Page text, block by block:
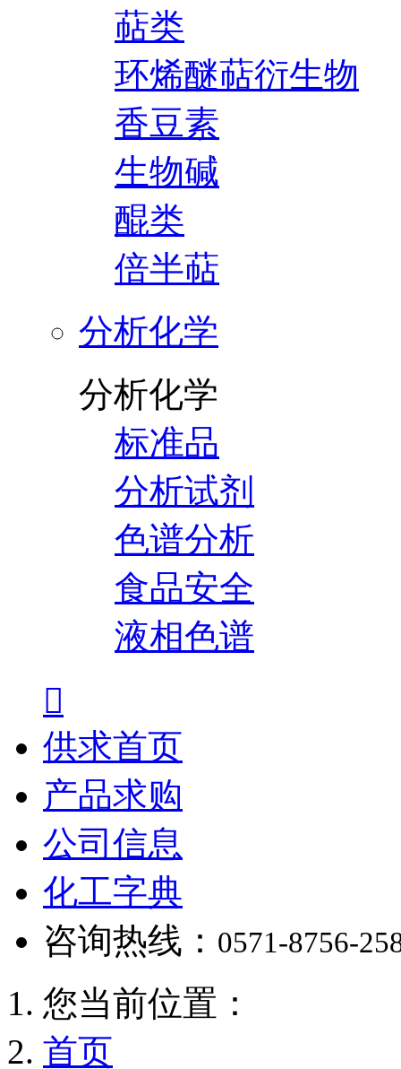
萜类
环烯醚萜衍生物
香豆素
生物碱
醌类
倍半萜
分析化学
分析化学
标准品
分析试剂
色谱分析
食品安全
液相色谱

供求首页
产品求购
公司信息
化工字典
咨询热线： 0571-8756-
您当前位置：
首页